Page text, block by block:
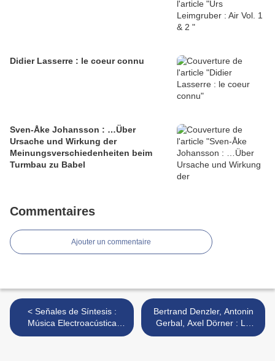
Didier Lasserre : le coeur connu
Sven-Åke Johansson : …Über
Ursache und Wirkung der
Meinungsverschiedenheiten beim
Turmbau zu Babel
Commentaires
Ajouter un commentaire
< Seňales de Síntesis :
Música Electroacústica
Peruana (1991-2000) (Buh,
Bertrand Denzler, Antonin
Gerbal, Axel Dörner : Le
ring (Confront, 2016) >